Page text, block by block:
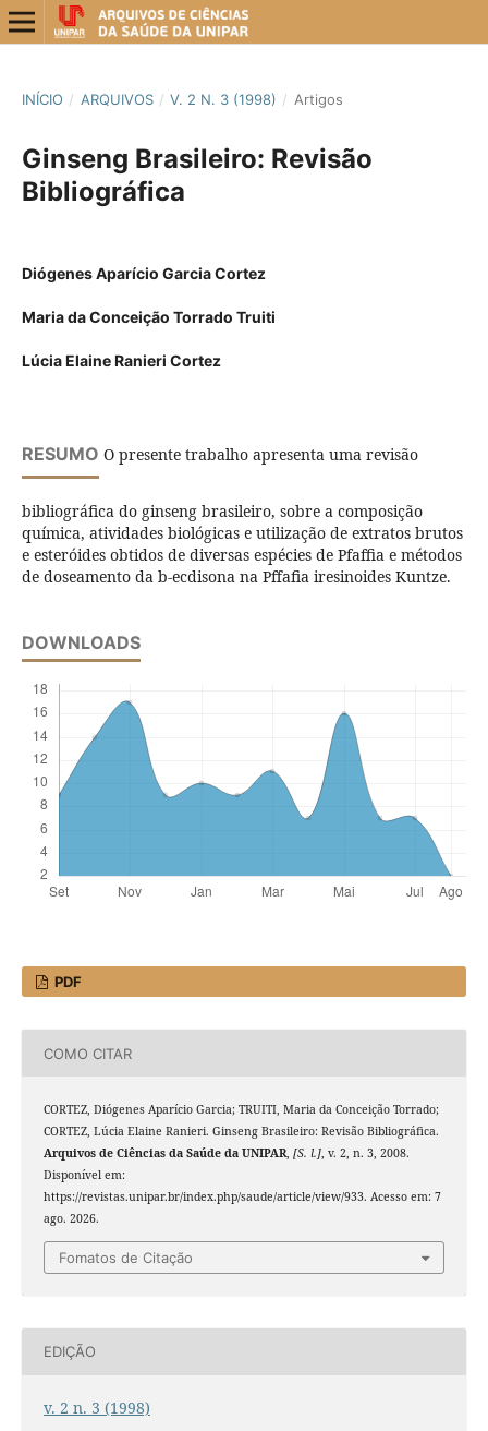
INÍCIO / ARQUIVOS / V. 2 N. 3 (1998) / Artigos
Ginseng Brasileiro: Revisão
Bibliográfica
Diógenes Aparício Garcia Cortez
Maria da Conceição Torrado Truiti
Lúcia Elaine Ranieri Cortez
RESUMO O presente trabalho apresenta uma revisão
bibliográfica do ginseng brasileiro, sobre a composição
química, atividades biológicas e utilização de extratos brutos
e esteróides obtidos de diversas espécies de Pfaffia e métodos
de doseamento da b-ecdisona na Pffafia iresinoides Kuntze.
DOWNLOADS
PDF
COMO CITAR
CORTEZ, Diógenes Aparício Garcia; TRUITI, Maria da Conceição Torrado;
CORTEZ, Lúcia Elaine Ranieri. Ginseng Brasileiro: Revisão Bibliográfica.
Arquivos de Ciências da Saúde da UNIPAR, [S. l.], v. 2, n. 3, 2008.
Disponível em:
https://revistas.unipar.br/index.php/saude/article/view/933. Acesso em: 7
ago. 2026.
Fomatos de Citação
EDIÇÃO
v. 2 n. 3 (1998)